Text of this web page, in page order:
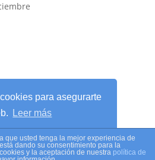
para asegurarte
Leer más
de privacidad|Política de
que usted tenga la mejor experiencia de
dando su consentimiento para la
y la aceptación de nuestra política de